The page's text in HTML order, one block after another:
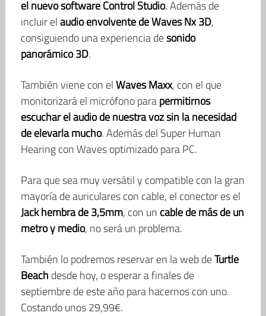
el nuevo software Control Studio. Además de
incluir elaudio envolvente de Waves Nx 3D,
consiguiendo una experiencia desonido
panorámico 3D.
También viene con elWaves Maxx, con el que
monitorizará el micrófono parapermitirnos
escuchar el audio de nuestra voz sin la necesidad
de elevarla mucho. Además del Super Human
Hearing con Waves optimizado para PC.
Para que sea muy versátil y compatible con la gran
mayoría de auriculares con cable, el conector es el
Jack hembra de 3,5mm, con un cable de más de un
metro y medio, no será un problema.
También lo podremos reservar en la web deTurtle
Beach desde hoy, o esperar a finales de
septiembre de este año para hacernos con uno.
Costando unos 29,99€.